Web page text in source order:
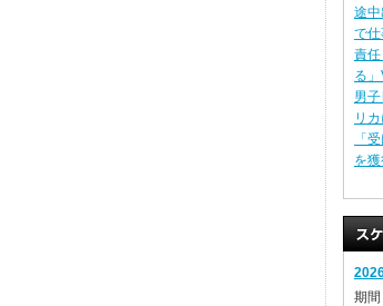
途中
で
責
る
男
リ
「
を
期